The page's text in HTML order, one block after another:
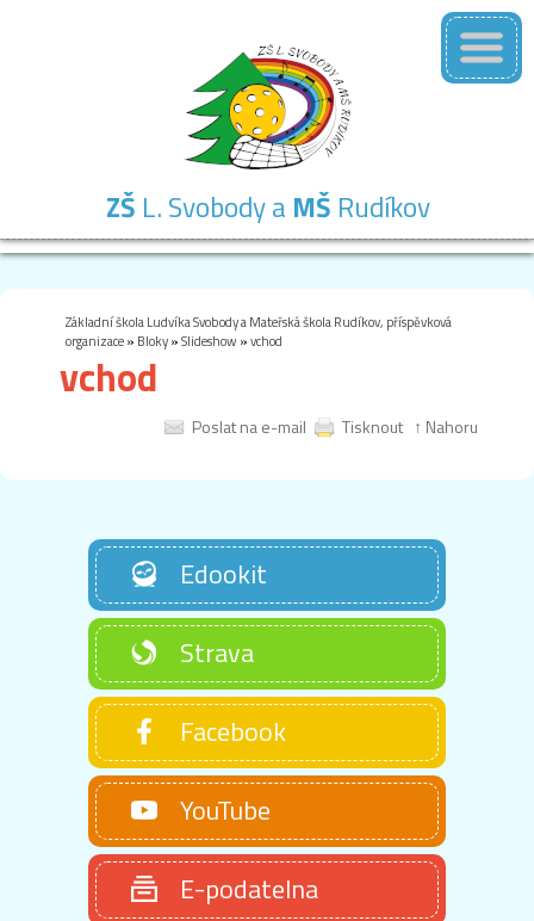
ZŠ L. Svobody a MŠ Rudíkov
Základní škola Ludvíka Svobody a Mateřská škola Rudíkov, příspěvková
organizace» Bloky»Slideshow »vchod
vchod
Poslat na e-mail Tisknout ↑ Nahoru
Edookit
Strava
Facebook
YouTube
E-podatelna